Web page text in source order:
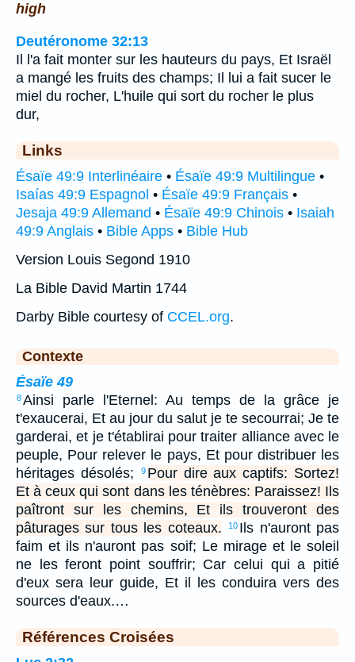
high
Deutéronome 32:13
Il l'a fait monter sur les hauteurs du pays, Et Israël
a mangé les fruits des champs; Il lui a fait sucer le
miel du rocher, L'huile qui sort du rocher le plus
dur,
Links
Ésaïe 49:9 Interlinéaire • Ésaïe 49:9 Multilingue •
Isaías 49:9 Espagnol • Ésaïe 49:9 Français •
Jesaja 49:9 Allemand • Ésaïe 49:9 Chinois • Isaiah
49:9 Anglais • Bible Apps • Bible Hub
Version Louis Segond 1910
La Bible David Martin 1744
Darby Bible courtesy of CCEL.org.
Contexte
Ésaïe 49
8Ainsi parle l'Eternel: Au temps de la grâce je
t'exaucerai, Et au jour du salut je te secourrai; Je te
garderai, et je t'établirai pour traiter alliance avec le
peuple, Pour relever le pays, Et pour distribuer les
héritages désolés;
9 Pour dire aux captifs: Sortez!
Et à ceux qui sont dans les ténèbres: Paraissez! Ils
paîtront sur les chemins, Et ils trouveront des
pâturages sur tous les coteaux.
10 Ils n'auront pas
faim et ils n'auront pas soif; Le mirage et le soleil
ne les feront point souffrir; Car celui qui a pitié
d'eux sera leur guide, Et il les conduira vers des
sources d'eaux.…
Références Croisées